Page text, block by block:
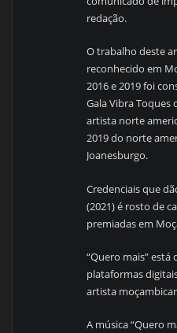
redação.
O trabalho deste
reconhecido em
2016 e 2019 foi
Gala Vibra Toques
artista norte
2019 do norte
Joanesburgo.
Credenciais que
(2021) é rosto de
premiadas em
“Quero mais” está
plataformas
artista
A música “Quero